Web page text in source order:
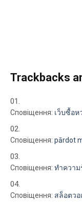
Trackbacks
Сповіщення: เว็บซื้อห
Сповіщення: pārdot
Сповіщення: ทำความ
Сповіщення: สล็อตวอ